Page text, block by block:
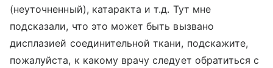
(неуточненный), катаракта и т.д. Тут мне
подсказали, что это может быть вызвано
дисплазией соединительной ткани, подскажите,
пожалуйста, к какому врачу следует обратиться с